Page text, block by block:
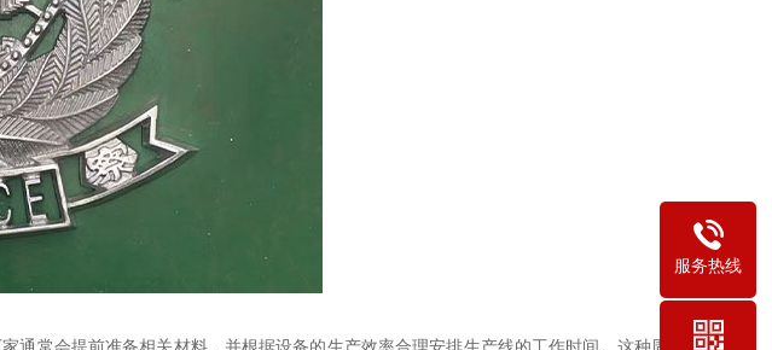
服务热线